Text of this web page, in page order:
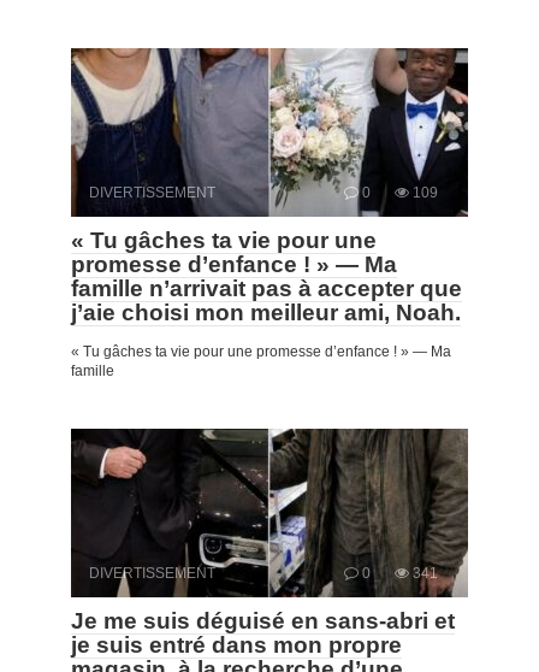
DIVERTISSEMENT 0 109
« Tu gâches ta vie pour une
promesse d’enfance ! » — Ma
famille n’arrivait pas à accepter que
j’aie choisi mon meilleur ami, Noah.
« Tu gâches ta vie pour une promesse d’enfance ! » — Ma
famille
DIVERTISSEMENT 0 341
Je me suis déguisé en sans-abri et
je suis entré dans mon propre